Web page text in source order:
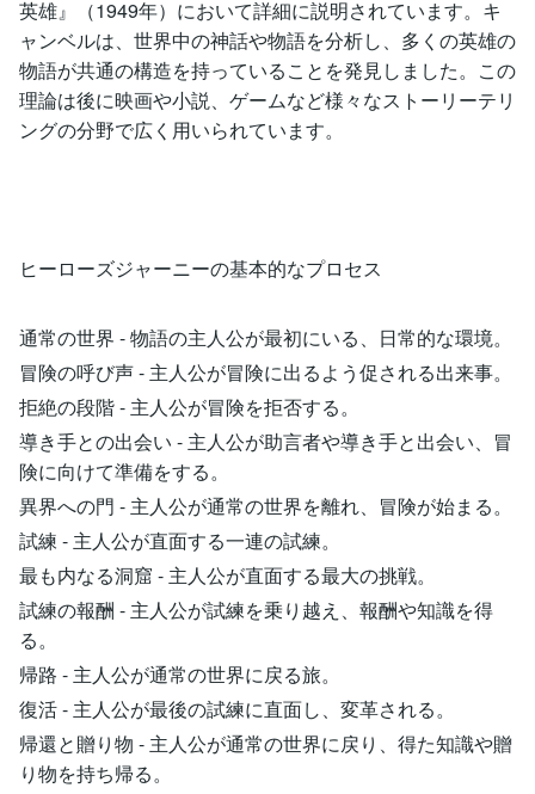
英雄』（1949年）において詳細に説明されています。キ
ャンベルは、世界中の神話や物語を分析し、多くの英雄の
物語が共通の構造を持っていることを発見しました。この
理論は後に映画や小説、ゲームなど様々なストーリーテリ
ングの分野で広く用いられています。
ヒーローズジャーニーの基本的なプロセス
通常の世界 - 物語の主人公が最初にいる、日常的な環境。
冒険の呼び声 - 主人公が冒険に出るよう促される出来事。
拒絶の段階 - 主人公が冒険を拒否する。
導き手との出会い - 主人公が助言者や導き手と出会い、冒
険に向けて準備をする。
異界への門 - 主人公が通常の世界を離れ、冒険が始まる。
試練 - 主人公が直面する一連の試練。
最も内なる洞窟 - 主人公が直面する最大の挑戦。
試練の報酬 - 主人公が試練を乗り越え、報酬や知識を得
る。
帰路 - 主人公が通常の世界に戻る旅。
復活 - 主人公が最後の試練に直面し、変革される。
帰還と贈り物 - 主人公が通常の世界に戻り、得た知識や贈
り物を持ち帰る。